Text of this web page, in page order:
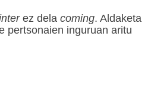
ez dela coming. Aldaketa
pertsonaien inguruan aritu